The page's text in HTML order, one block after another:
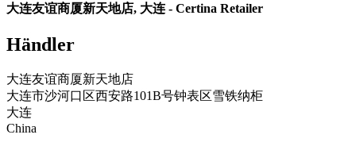
大连友谊商厦新天地店, 大连 - Certina Retailer
Händler
大连友谊商厦新天地店
大连市沙河口区西安路101B号钟表区雪铁纳柜
大连
China